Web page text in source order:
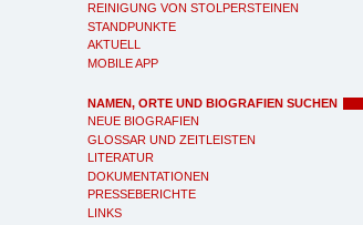
REINIGUNG VON STOLPERSTEINEN
STANDPUNKTE
AKTUELL
MOBILE APP
NAMEN, ORTE UND BIOGRAFIEN SUCHEN
NEUE BIOGRAFIEN
GLOSSAR UND ZEITLEISTEN
LITERATUR
DOKUMENTATIONEN
PRESSEBERICHTE
LINKS